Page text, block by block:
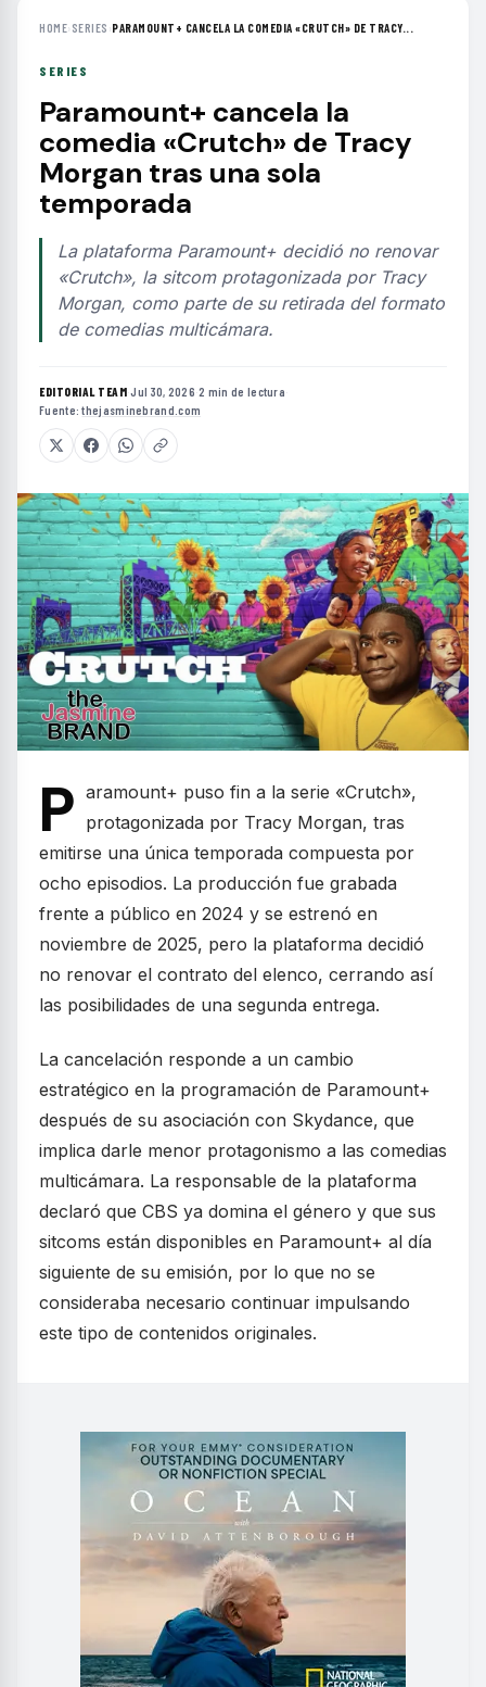
HOME› SERIES ›PARAMOUNT+ CANCELA LA COMEDIA «CRUTCH» DE TRACY...
SERIES
Paramount+ cancela la
comedia «Crutch» de Tracy
Morgan tras una sola
temporada
La plataforma Paramount+ decidió no renovar
«Crutch», la sitcom protagonizada por Tracy
Morgan, como parte de su retirada del formato
de comedias multicámara.
EDITORIAL TEAM·Jul 30, 2026·2 min de lectura·
Fuente:thejasminebrand.com
P aramount+ puso fin a la serie «Crutch»,
protagonizada por Tracy Morgan, tras
emitirse una única temporada compuesta por
ocho episodios. La producción fue grabada
frente a público en 2024 y se estrenó en
noviembre de 2025, pero la plataforma decidió
no renovar el contrato del elenco, cerrando así
las posibilidades de una segunda entrega.
La cancelación responde a un cambio
estratégico en la programación de Paramount+
después de su asociación con Skydance, que
implica darle menor protagonismo a las comedias
multicámara. La responsable de la plataforma
declaró que CBS ya domina el género y que sus
sitcoms están disponibles en Paramount+ al día
siguiente de su emisión, por lo que no se
consideraba necesario continuar impulsando
este tipo de contenidos originales.